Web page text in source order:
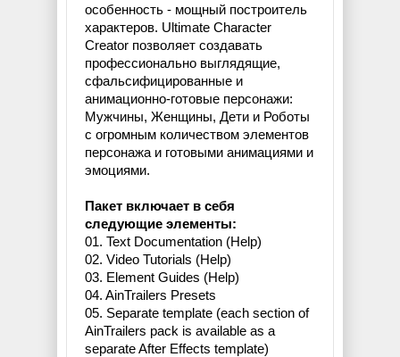
особенность - мощный построитель
характеров. Ultimate Character
Creator позволяет создавать
профессионально выглядящие,
сфальсифицированные и
анимационно-готовые персонажи:
Мужчины, Женщины, Дети и Роботы
с огромным количеством элементов
персонажа и готовыми анимациями и
эмоциями.
Пакет включает в себя
следующие элементы:
01. Text Documentation (Help)
02. Video Tutorials (Help)
03. Element Guides (Help)
04. AinTrailers Presets
05. Separate template (each section of
AinTrailers pack is available as a
separate After Effects template)